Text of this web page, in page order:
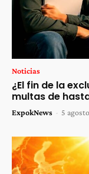
Noticias
¿El fin de la
multas de
ExpokNews - 5